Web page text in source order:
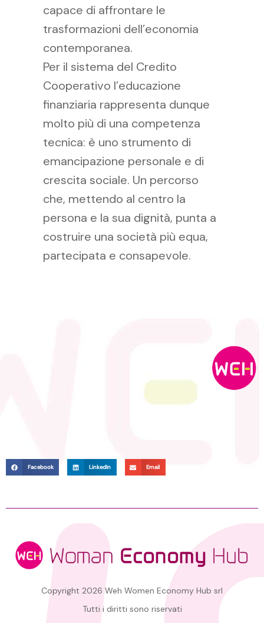
capace di affrontare le
trasformazioni dell’economia
contemporanea.
Per il sistema del Credito
Cooperativo l’educazione
finanziaria rappresenta dunque
molto più di una competenza
tecnica: è uno strumento di
emancipazione personale e di
crescita sociale. Un percorso
che, mettendo al centro la
persona e la sua dignità, punta a
costruire una società più equa,
partecipata e consapevole.
Facebook LinkedIn Email
Copyright 2026 Weh Women Economy Hub srl
Tutti i diritti sono riservati